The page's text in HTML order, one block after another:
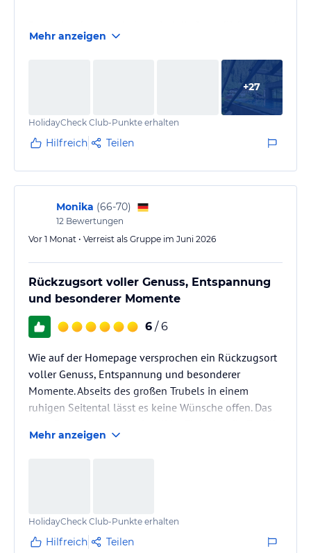
herzlichen Mitarbeiter in allen Bereichen des Hotels.
Egal ob an der Rezeption, im Restaurant, im Spa oder
im Service – überall wurden wir aufmerksam und
Auch kulinarisch hat uns das Hotel begeistert. Das
umfangreiche Frühstück lässt keine Wünsche offen.
täglich…
Mehr anzeigen
+27
HolidayCheck Club-Punkte erhalten
Hilfreich Teilen
Monika (66-70)
12 Bewertungen
Vor 1 Monat • Verreist als Gruppe im Juni 2026
Rückzugsort voller Genuss, Entspannung
und besonderer Momente
6 / 6
Wie auf der Homepage versprochen ein Rückzugsort
voller Genuss, Entspannung und besonderer
Momente. Abseits des großen Trubels in einem
ruhigen Seitental lässt es keine Wünsche offen. Das
Steinmair mit seinem Team schafft. Auch eine
sportlichen Aktivitäten animiert zu…
Mehr anzeigen
HolidayCheck Club-Punkte erhalten
Hilfreich Teilen